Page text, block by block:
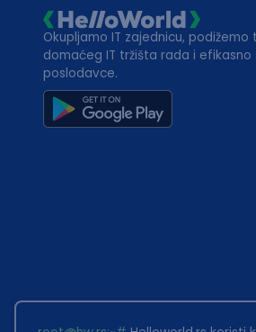
Okupljamo IT zajednicu, podižemo
domaćeg IT tržišta rada i efikasno
poslodavce.